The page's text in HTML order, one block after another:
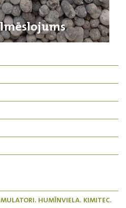
HUMĪNVIELA. KIMITEC.